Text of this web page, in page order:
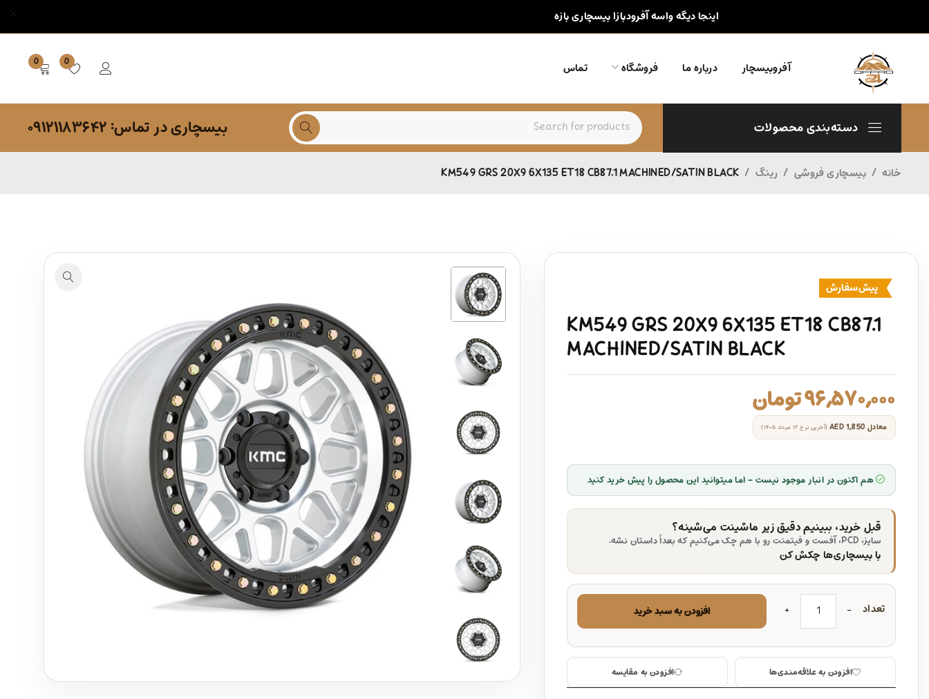
اینجا دیگه واسه آفرودبازا بیسچاری بازه
آفروبیسچار درباره ما فروشگاه تماس 0
0
دسته‌بندی محصولات بیسچاری در تماس: ۰۹۱۲۱۱۸۳۶۴۲
خانه / بیسچاری فروشی / رینگ /
KM549 GRS 20X9 6X135 ET18 CB87.1 MACHINED/SATIN BLACK
پیش‌سفارش
KM549 GRS 20X9 6X135 ET18 CB87.1
MACHINED/SATIN BLACK
۹۶,۵۷۰,۰۰۰تومان
معادل AED 1,850 (آخرین نرخ ۱۲ مرداد ۱۴۰۵)
هم اکنون در انبار موجود نیست - اما میتوانید این محصول را پیش خرید کنید
قبل خرید، ببینیم دقیق زیر ماشینت می‌شینه؟
سایز، PCD، آفست و فیتمنت رو با هم چک می‌کنیم که بعداً داستان نشه.
با بیسچاری‌ها چکش کن
تعداد افزودن به سبد خرید
افزودن به علاقه‌مندی‌ها افزودن به مقایسه